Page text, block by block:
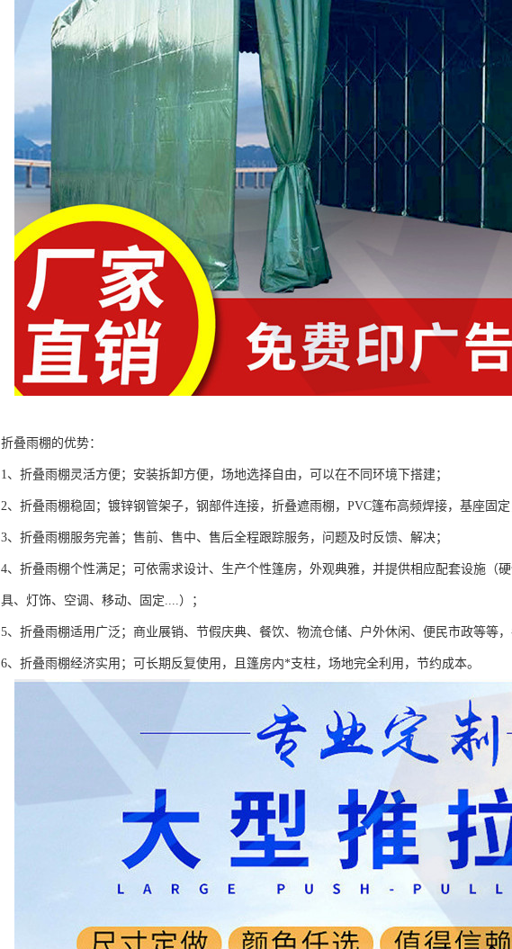
折叠雨棚的优势：
1、折叠雨棚灵活方便；安装拆卸方便，场地选择自由，可以在不同环境下搭建；
2、折叠雨棚稳固；镀锌钢管架子，钢部件连接，折叠遮雨棚，PVC篷布高频焊接，基座固定
3、折叠雨棚服务完善；售前、售中、售后全程跟踪服务，问题及时反馈、解决；
4、折叠雨棚个性满足；可依需求设计、生产个性篷房，外观典雅，并提供相应配套设施（
具、灯饰、空调、移动、固定....）；
5、折叠雨棚适用广泛；商业展销、节假庆典、餐饮、物流仓储、户外休闲、便民市政等等
6、折叠雨棚经济实用；可长期反复使用，且篷房内*支柱，场地完全利用，节约成本。